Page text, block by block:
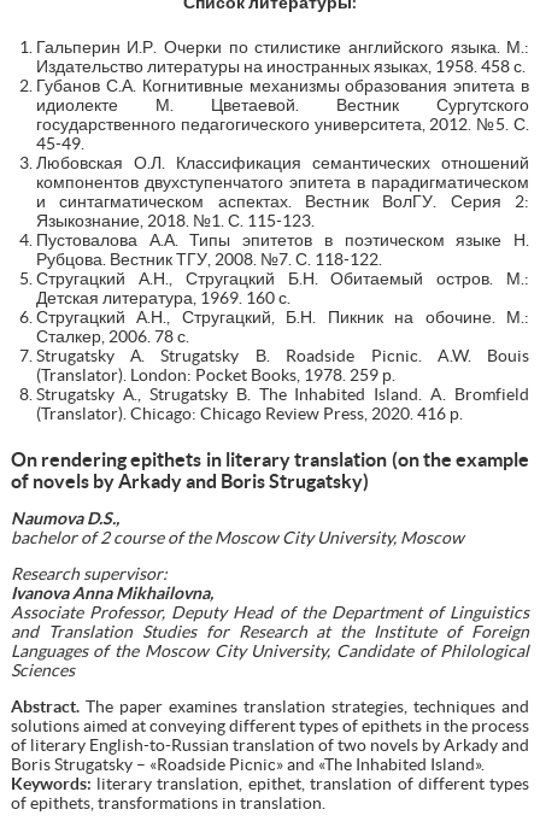
Гальперин И.Р. Очерки по стилистике английского языка. М.:
Издательство литературы на иностранных языках, 1958. 458 с.
Губанов С.А. Когнитивные механизмы образования эпитета в
идиолекте М. Цветаевой. Вестник Сургутского
государственного педагогического университета, 2012. №5. С.
45-49.
Любовская О.Л. Классификация семантических отношений
компонентов двухступенчатого эпитета в парадигматическом
и синтагматическом аспектах. Вестник ВолГУ. Серия 2:
Языкознание, 2018. №1. С. 115-123.
Пустовалова А.А. Типы эпитетов в поэтическом языке Н.
Рубцова. Вестник ТГУ, 2008. №7. С. 118-122.
Стругацкий А.Н., Стругацкий Б.Н. Обитаемый остров. М.:
Детская литература, 1969. 160 с.
Стругацкий А.Н., Стругацкий, Б.Н. Пикник на обочине. М.:
Сталкер, 2006. 78 с.
Strugatsky А. Strugatsky В. Roadside Picnic. A.W. Bouis
(Translator). London: Pocket Books, 1978. 259 р.
Strugatsky А., Strugatsky В. The Inhabited Island. A. Bromfield
(Translator). Chicago: Chicago Review Press, 2020. 416 р.
On rendering epithets in literary translation (on the example
of novels by Arkady and Boris Strugatsky)
Naumova D.S.,
bachelor of 2 course of the Moscow City University, Moscow
Research supervisor:
Ivanova Anna Mikhailovna,
Associate Professor, Deputy Head of the Department of Linguistics
and Translation Studies for Research at the Institute of Foreign
Languages of the Moscow City University, Candidate of Philological
Sciences
Abstract.The paper examines translation strategies, techniques and
solutions aimed at conveying different types of epithets in the process
of literary English-to-Russian translation of two novels by Arkady and
Boris Strugatsky – «Roadside Picnic» and «The Inhabited Island».
Keywords: literary translation, epithet, translation of different types
of epithets, transformations in translation.